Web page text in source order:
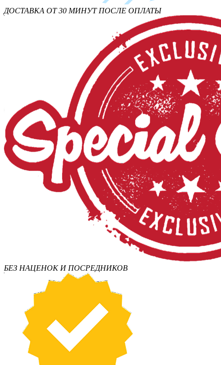
ДОСТАВКА ОТ 30 МИНУТ ПОСЛЕ ОПЛАТЫ
БЕЗ НАЦЕНОК И ПОСРЕДНИКОВ